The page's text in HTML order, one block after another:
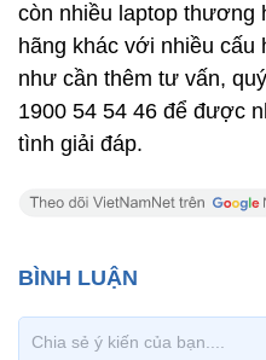
còn nhiều laptop thương
hãng khác với nhiều cấu
như cần thêm tư vấn,
1900 54 54 46 để được
tình giải đáp.